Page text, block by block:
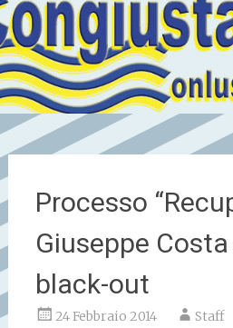
Processo
Giuseppe
black-out
24 Febbraio 2014 Staff